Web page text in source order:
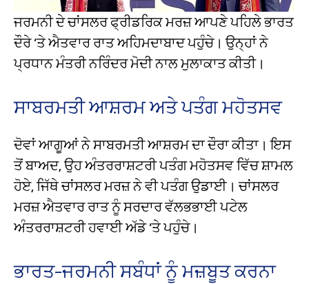
ਜਰਮਨੀ ਦੇ ਚਾਂਸਲਰ ਫ੍ਰੀਡਰਿਕ ਮਰਜ਼ ਆਪਣੇ ਪਹਿਲੇ ਭਾਰਤ
ਦੌਰੇ ‘ਤੇ ਐਤਵਾਰ ਰਾਤ ਅਹਿਮਦਾਬਾਦ ਪਹੁੰਚੇ। ਉਨ੍ਹਾਂ ਨੇ
ਪ੍ਰਧਾਨ ਮੰਤਰੀ ਨਰਿੰਦਰ ਮੋਦੀ ਨਾਲ ਮੁਲਾਕਾਤ ਕੀਤੀ।
ਸਾਬਰਮਤੀ ਆਸ਼ਰਮ ਅਤੇ ਪਤੰਗ ਮਹੋਤਸਵ
ਦੋਵਾਂ ਆਗੂਆਂ ਨੇ ਸਾਬਰਮਤੀ ਆਸ਼ਰਮ ਦਾ ਦੌਰਾ ਕੀਤਾ। ਇਸ
ਤੋਂ ਬਾਅਦ, ਉਹ ਅੰਤਰਰਾਸ਼ਟਰੀ ਪਤੰਗ ਮਹੋਤਸਵ ਵਿੱਚ ਸ਼ਾਮਲ
ਹੋਏ, ਜਿੱਥੇ ਚਾਂਸਲਰ ਮਰਜ਼ ਨੇ ਵੀ ਪਤੰਗ ਉਡਾਈ। ਚਾਂਸਲਰ
ਮਰਜ਼ ਐਤਵਾਰ ਰਾਤ ਨੂੰ ਸਰਦਾਰ ਵੱਲਭਭਾਈ ਪਟੇਲ
ਅੰਤਰਰਾਸ਼ਟਰੀ ਹਵਾਈ ਅੱਡੇ ‘ਤੇ ਪਹੁੰਚੇ।
ਭਾਰਤ-ਜਰਮਨੀ ਸਬੰਧਾਂ ਨੂੰ ਮਜ਼ਬੂਤ ਕਰਨਾ